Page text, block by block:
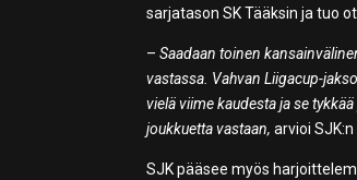
sarjatason SK Tääksin ja tuo
–Saadaan toinen
vastassa. Vahvan Liigacup-
vielä viime kaudesta ja se
joukkuetta vastaan, arvioi
SJK pääsee myös